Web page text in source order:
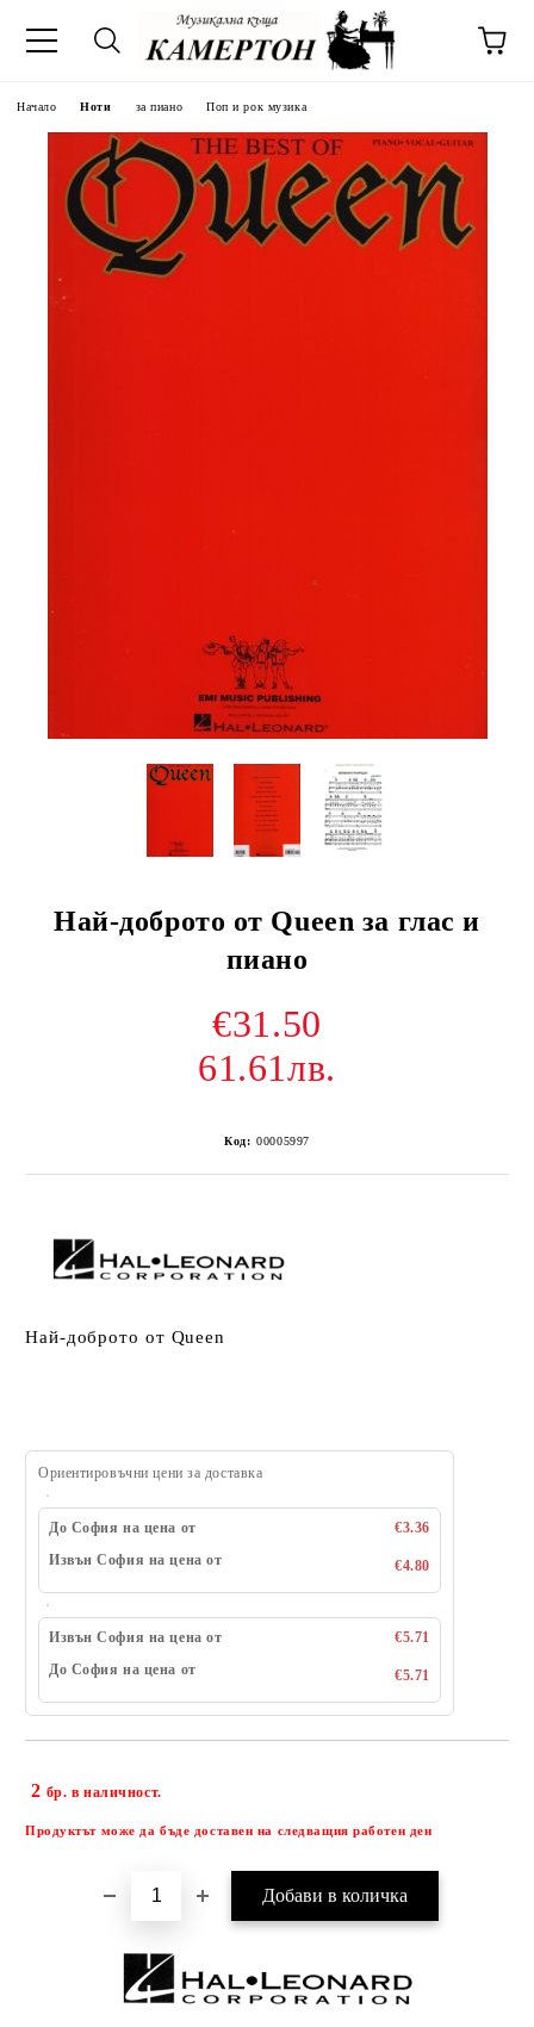
Начало Ноти за пиано Поп и рок музика
Най-доброто от Queen за глас и
пиано
€31.50
61.61лв.
Код: 00005997
Най-доброто от Queen
Ориентировъчни цени за доставка
До София на цена от
€3.36
Извън София на цена от
€4.80
Извън София на цена от
€5.71
До София на цена от
€5.71
2 бр. в наличност.
Продуктът може да бъде доставен на следващия работен ден